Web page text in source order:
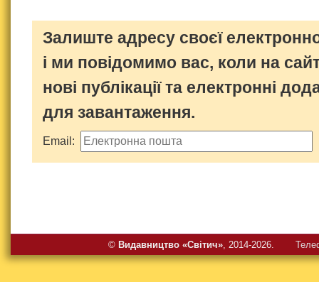
Залиште адресу своєї
і ми повідомимо вас, коли на
нові публікації та електронні
для завантаження.
Email:
© Видавництво «Свiтич», 2014-2026.